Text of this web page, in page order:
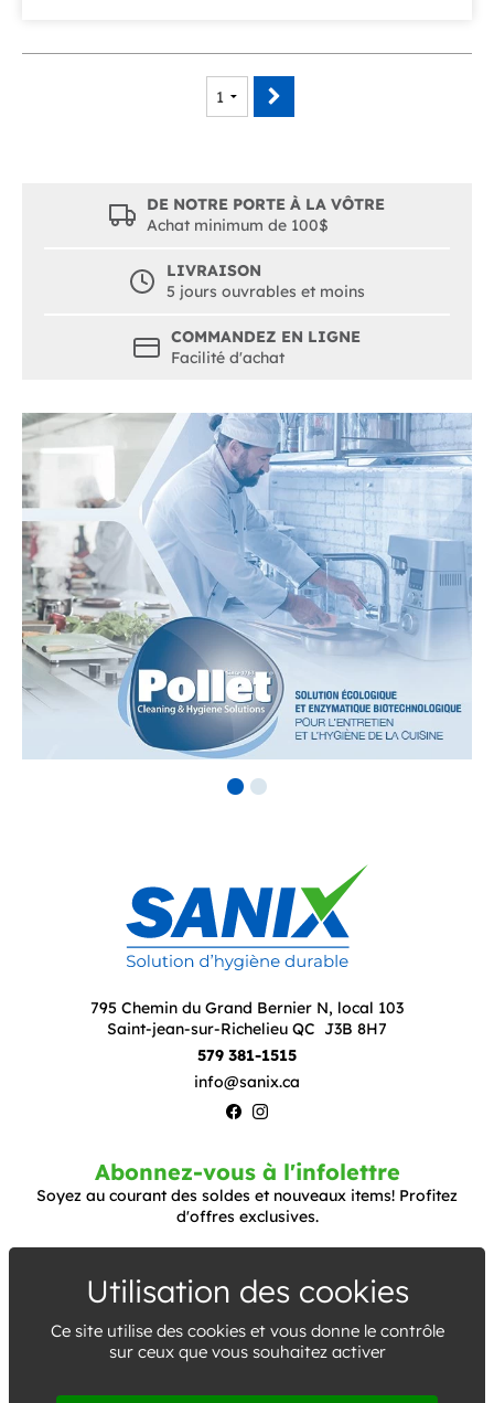
Ce site utilise des cookies et vous donne le contrôle
sur ceux que vous souhaitez activer
DE NOTRE PORTE À LA VÔTRE
Achat minimum de 100$
LIVRAISON
5 jours ouvrables et moins
COMMANDEZ EN LIGNE
Facilité d'achat
795 Chemin du Grand Bernier N, local 103
Saint-jean-sur-Richelieu QC J3B 8H7
579 381-1515
info@sanix.ca
Abonnez-vous à l'infolettre
Soyez au courant des soldes et nouveaux items! Profitez
d'offres exclusives.
J'ai lu et j'accepte la politique de confidentialité *
S'abonner